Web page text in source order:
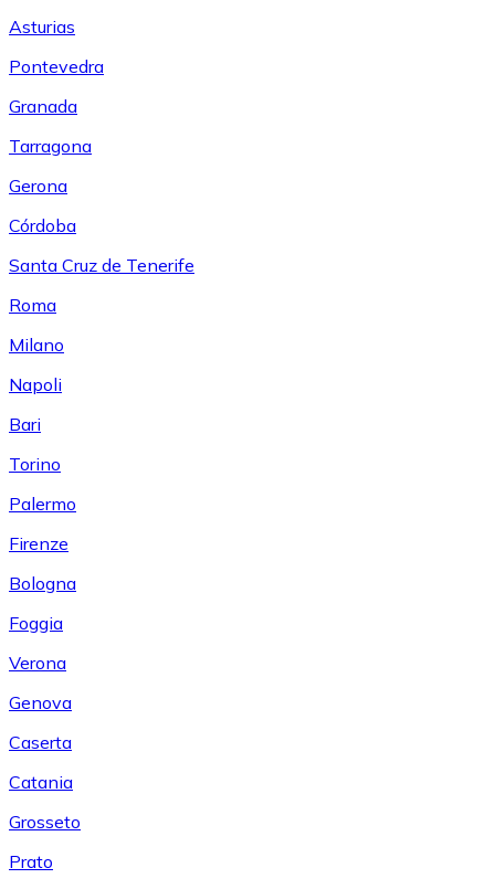
Asturias
Pontevedra
Granada
Tarragona
Gerona
Córdoba
Santa Cruz de Tenerife
Roma
Milano
Napoli
Bari
Torino
Palermo
Firenze
Bologna
Foggia
Verona
Genova
Caserta
Catania
Grosseto
Prato